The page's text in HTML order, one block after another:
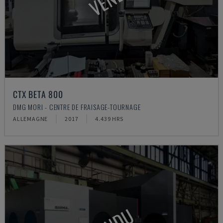
CTX BETA 800
DMG MORI - CENTRE DE FRAISAGE-TOURNAGE
ALLEMAGNE 2017 4.439 HRS